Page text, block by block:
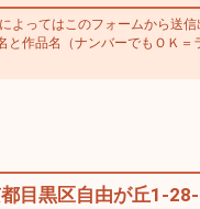
ってはこのフォームから送
と作品名（ナンバーでもＯＫ
目黒区自由が丘1-